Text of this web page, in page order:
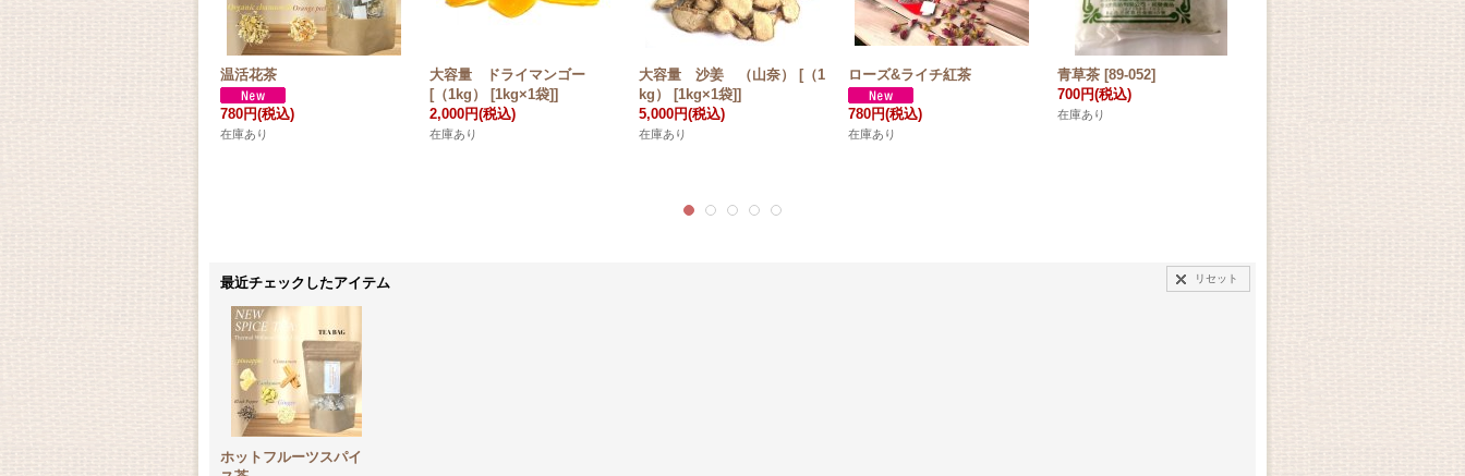
温活花茶
780円(税込)
在庫あり
大容量 ドライマンゴー
[（1kg） [1kg×1袋]]
2,000円(税込)
在庫あり
大容量 沙姜 （山奈） [（1
kg） [1kg×1袋]]
5,000円(税込)
在庫あり
ローズ&ライチ紅茶
780円(税込)
在庫あり
青草茶 [89-052]
700円(税込)
在庫あり
最近チェックしたアイテム リセット
ホットフルーツスパイ